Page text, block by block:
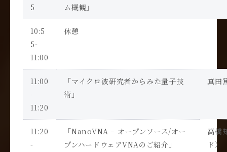
5
ム概観」
10:5
5-
11:00
休憩
11:00
-
11:20
「マイクロ波研究者からみた量子技
術」
真田
11:20
-
「NanoVNA – オープンソース/オー
プンハードウェアVNAのご紹介」
高橋
ド）